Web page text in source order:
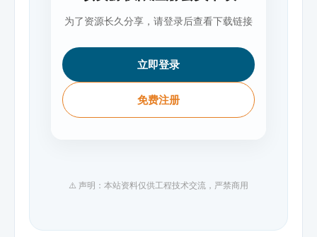
为了资源长久分享，请登录后查看下载链接
立即登录
免费注册
⚠️ 声明：本站资料仅供工程技术交流，严禁商用